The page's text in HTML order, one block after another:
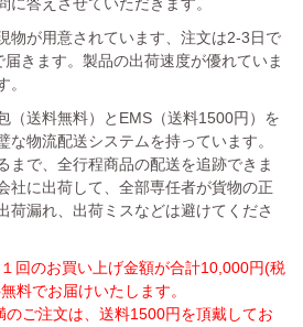
物が用意されています、注文は2-3日で
きます。製品の出荷速度が優れていま
。
（送料無料）とEMS（送料1500円）を
な物流配送システムを持っています。
まで、全行程商品の配送を追跡できま
社に出荷して、全部専任者が貨物の正
荷漏れ、出荷ミスなどは避けてくださ
回のお買い上げ金額が合計10,000円(税
料でお届けいたします。
ご注文は、送料1500円を頂戴してお